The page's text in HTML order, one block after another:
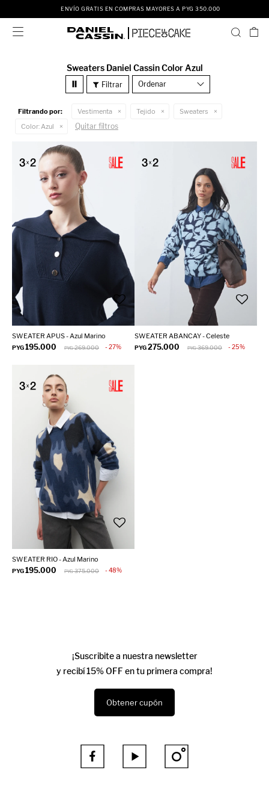
ENVÍO GRATIS EN COMPRAS MAYORES A PYG 350.000

Sweaters Daniel Cassin Color Azul
Recomendados
Filtrando por: Vestimenta Tejido
Sweaters
Color:Azul Quitar filtros
SWEATER APUS - Azul Marino
PYG195.000 PYG 269.000 27
SWEATER ABANCAY - Celeste
PYG275.000 PYG 369.000 25
SWEATER RIO - Azul Marino
PYG195.000 PYG 375.000 48
¡Suscribite a nuestra newsletter
y recibí 15% OFF en tu primera compra!
Obtener cupón
  